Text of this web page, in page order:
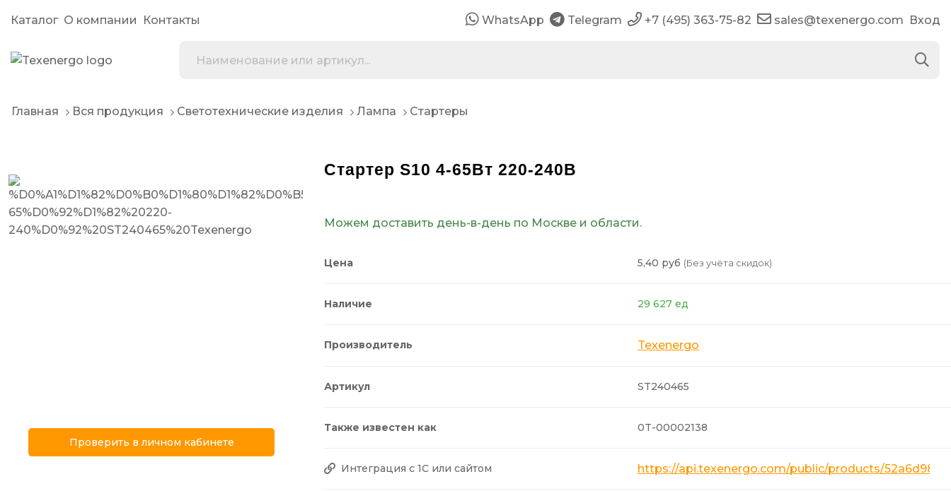
Каталог О компании Контакты WhatsApp Telegram +7 (495) 363-75-82 sales@texenergo.com Вход
Главная Вся продукция Светотехнические изделия Лампа Стартеры
Проверить в личном кабинете
Стартер S10 4-65Вт 220-240В
Можем доставить день-в-день по Москве и области.
Цена 5,40 руб (Без учёта скидок)
Наличие 29 627 ед
Производитель Texenergo
Артикул ST240465
Также известен как 0T-00002138
Интеграция с 1С или сайтом https://api.texenergo.com/public/products/